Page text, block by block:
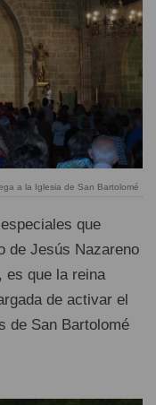
a la Iglesia de San Bartolomé
que
de Jesús Nazareno
es que la reina
de activar el
de San Bartolomé